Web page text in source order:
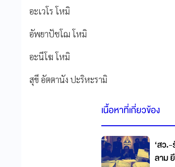
อะเวโร โหมิ
อัพยาปัชโฌ โหมิ
อะนีโฆ โหมิ
สุขี อัตตานัง ปะริหะรามิ
เนื้อหาที่เกี่ยวข้อง
‘สว
ลาม